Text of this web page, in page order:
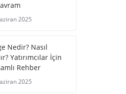
2025
Nedir? Nasıl
Yatırımcılar İçin
Rehber
2025